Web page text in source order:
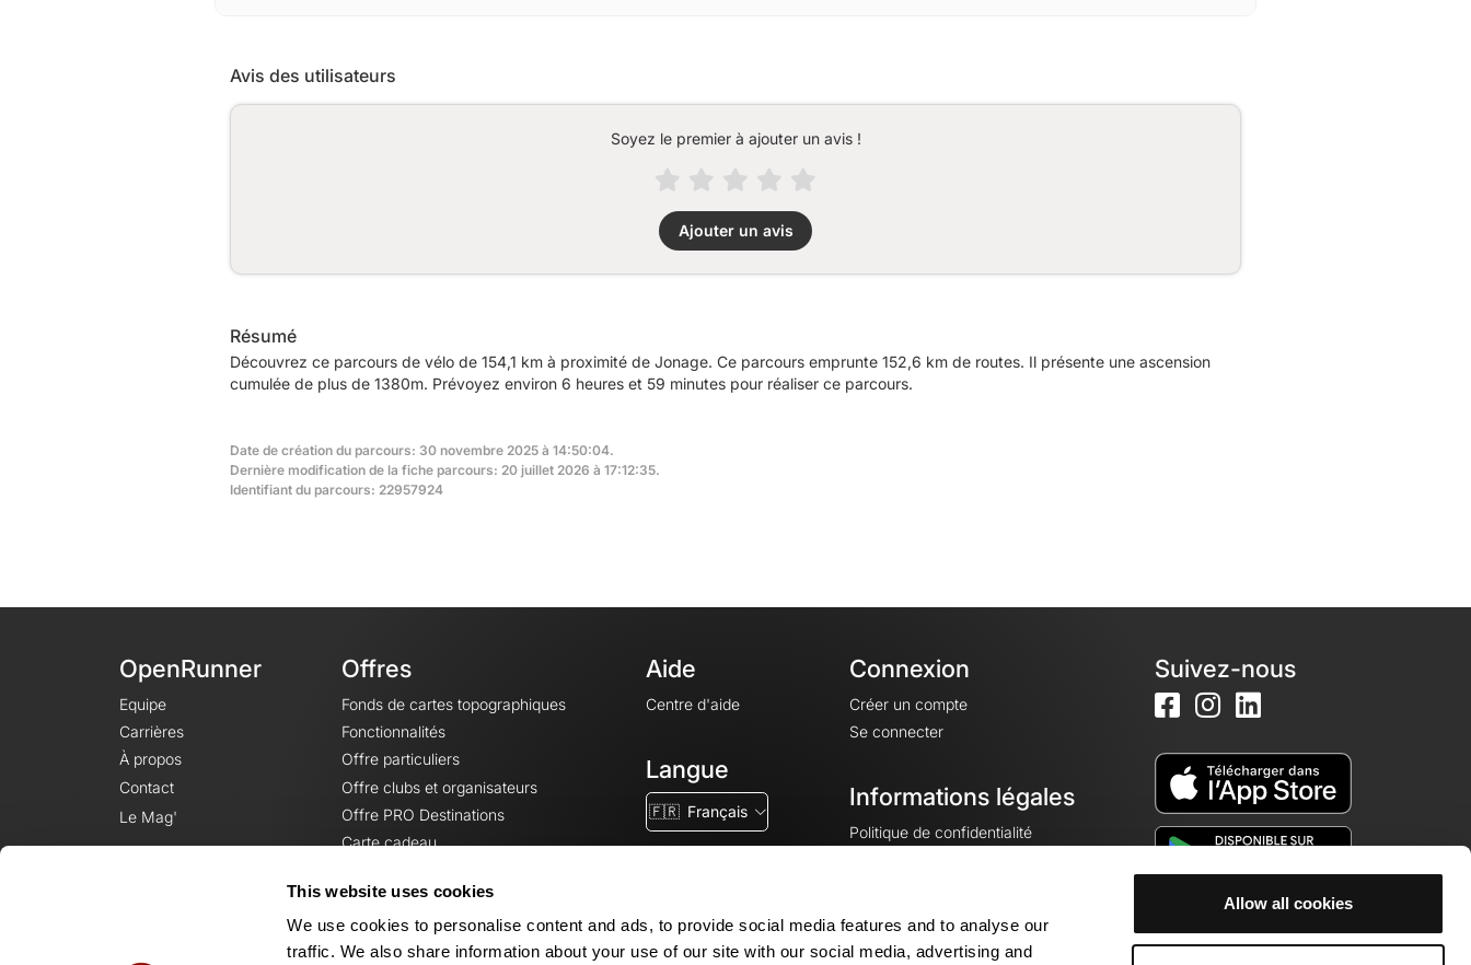
This website uses cookies
We use cookies to personalise content and ads, to provide social media features and to analyse our
traffic. We also share information about your use of our site with our social media, advertising and
Allow all cookies
Avis des utilisateurs
Soyez le premier à ajouter un avis !
Ajouter un avis
Résumé
Découvrez ce parcours de vélo de 154,1 km à proximité de Jonage. Ce parcours emprunte 152,6 km de routes. Il présente une ascension
cumulée de plus de 1380m. Prévoyez environ 6 heures et 59 minutes pour réaliser ce parcours.
Date de création du parcours: 30 novembre 2025 à 14:50:04.
Dernière modification de la fiche parcours: 20 juillet 2026 à 17:12:35.
Identifiant du parcours: 22957924
OpenRunner
Equipe
Carrières
À propos
Contact
Le Mag'
Offres
Fonds de cartes topographiques
Fonctionnalités
Offre particuliers
Offre clubs et organisateurs
Offre PRO Destinations
Carte cadeau
Aide
Centre d'aide
Langue
🇫🇷 Français
Connexion
Créer un compte
Se connecter
Informations légales
Politique de confidentialité
Mentions légales
Paramètres des cookies
Suivez-nous